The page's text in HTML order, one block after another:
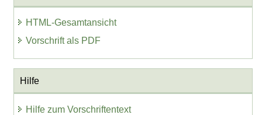
HTML-Gesamtansicht
Vorschrift als PDF
Hilfe
Hilfe zum Vorschriftentext